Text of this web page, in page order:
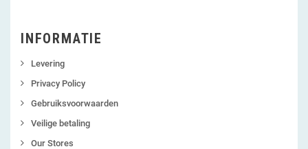
INFORMATIE
Levering
Privacy Policy
Gebruiksvoorwaarden
Veilige betaling
Our Stores